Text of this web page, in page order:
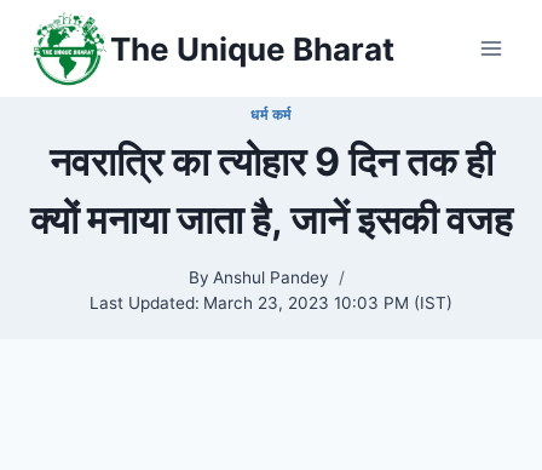
content
The Unique Bharat
धर्म कर्म
नवरात्रि का त्योहार 9 दिन तक ही
क्यों मनाया जाता है, जानें इसकी वजह
By Anshul Pandey
Last Updated: March 23, 2023 10:03 PM (IST)